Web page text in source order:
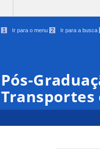
1 Ir para o menu 2 Ir para a busca
Pós-
Transportes